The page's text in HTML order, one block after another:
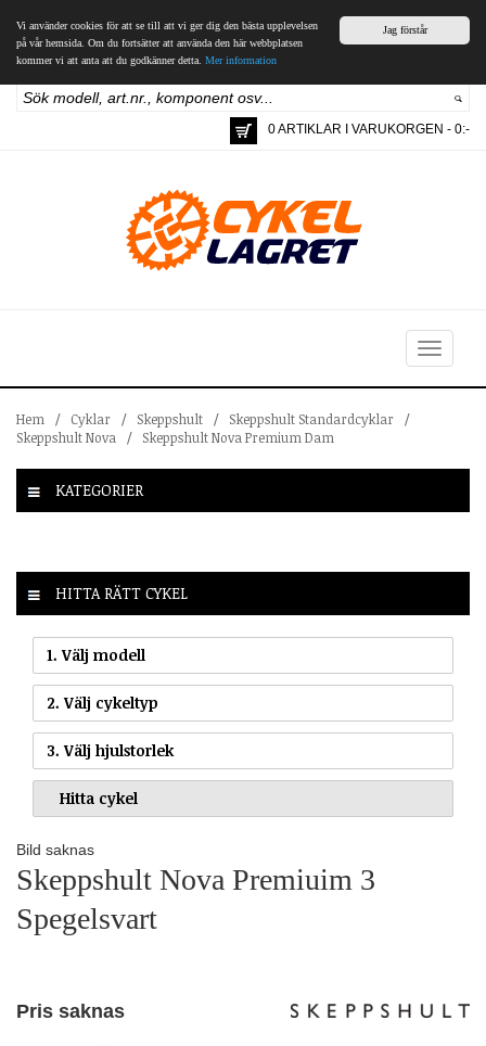
Jag förstår
Vi använder cookies för att se till att vi ger dig den bästa upplevelsen
på vår hemsida. Om du fortsätter att använda den här webbplatsen
kommer vi att anta att du godkänner detta. Mer information
0 ARTIKLAR I VARUKORGEN - 0:-
Toggle
navigation
Hem / Cyklar / Skeppshult / Skeppshult Standardcyklar
/
Skeppshult Nova
/ Skeppshult Nova Premium Dam
KATEGORIER
HITTA RÄTT CYKEL
1. Välj modell
2. Välj cykeltyp
3. Välj hjulstorlek
Bild saknas
Skeppshult Nova Premiuim 3
Spegelsvart
Pris saknas